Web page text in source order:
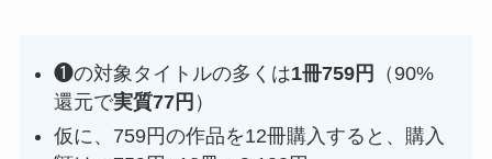
❶の対象タイトルの多くは1冊759円
（90%
還元で実質77円 ）
仮に、759円の作品を12冊購入すると、購入